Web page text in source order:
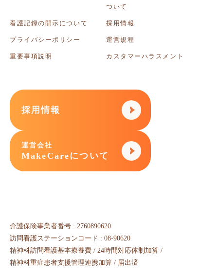
ついて
看護記録の開示について 採用情報
プライバシーポリシー 運営規程
重要事項説明 カスタマーハラスメント
採用情報
運営会社
MakeCareについて
介護保険事業者番号 : 2760890620
訪問看護ステーションコード : 08-90620
精神科訪問看護基本療養費 / 24時間対応体制加算 /
精神科重症患者支援管理連携加算 / 届出済